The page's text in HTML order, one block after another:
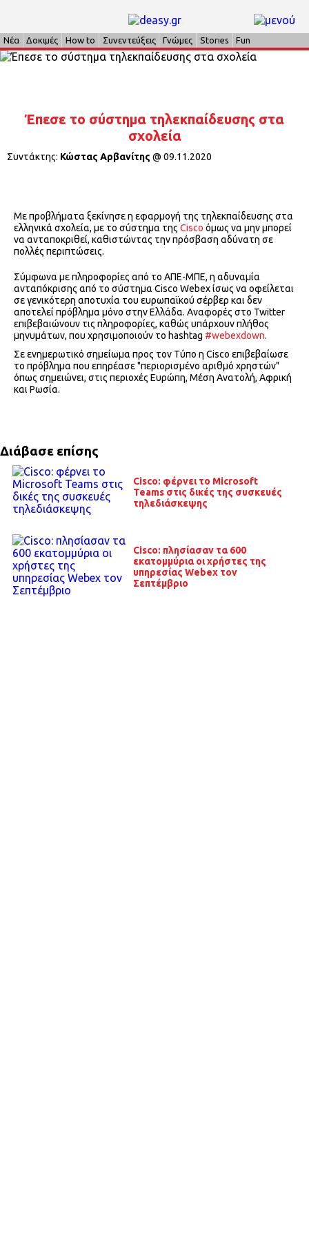
Νέα Δοκιμές How to Συνεντεύξεις Γνώμες Stories Fun
Έπεσε το σύστημα τηλεκπαίδευσης στα
σχολεία
Συντάκτης: Κώστας Αρβανίτης @ 09.11.2020
Με προβλήματα ξεκίνησε η εφαρμογή της τηλεκπαίδευσης στα
ελληνικά σχολεία, με το σύστημα της Cisco όμως να μην μπορεί
να ανταποκριθεί, καθιστώντας την πρόσβαση αδύνατη σε
πολλές περιπτώσεις.
Σύμφωνα με πληροφορίες από το ΑΠΕ-ΜΠΕ, η αδυναμία
ανταπόκρισης από το σύστημα Cisco Webex ίσως να οφείλεται
σε γενικότερη αποτυχία του ευρωπαϊκού σέρβερ και δεν
αποτελεί πρόβλημα μόνο στην Ελλάδα. Αναφορές στο Twitter
επιβεβαιώνουν τις πληροφορίες, καθώς υπάρχουν πλήθος
μηνυμάτων, που χρησιμοποιούν το hashtag #webexdown.
Σε ενημερωτικό σημείωμα προς τον Τύπο η Cisco επιβεβαίωσε
το πρόβλημα που επηρέασε "περιορισμένο αριθμό χρηστών"
όπως σημειώνει, στις περιοχές Ευρώπη, Μέση Ανατολή, Αφρική
και Ρωσία.
Διάβασε επίσης
Cisco: φέρνει το Microsoft
Teams στις δικές της συσκευές
τηλεδιάσκεψης
Cisco: πλησίασαν τα 600
εκατομμύρια οι χρήστες της
υπηρεσίας Webex τον
Σεπτέμβριο